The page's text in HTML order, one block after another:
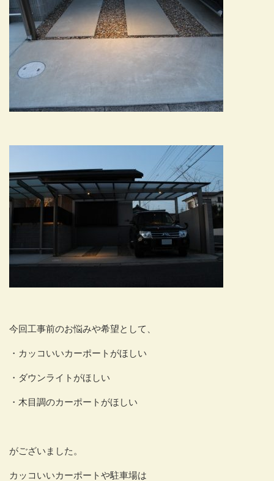
今回工事前のお悩みや希望として、
・カッコいいカーポートがほしい
・ダウンライトがほしい
・木目調のカーポートがほしい
がございました。
カッコいいカーポートや駐車場は